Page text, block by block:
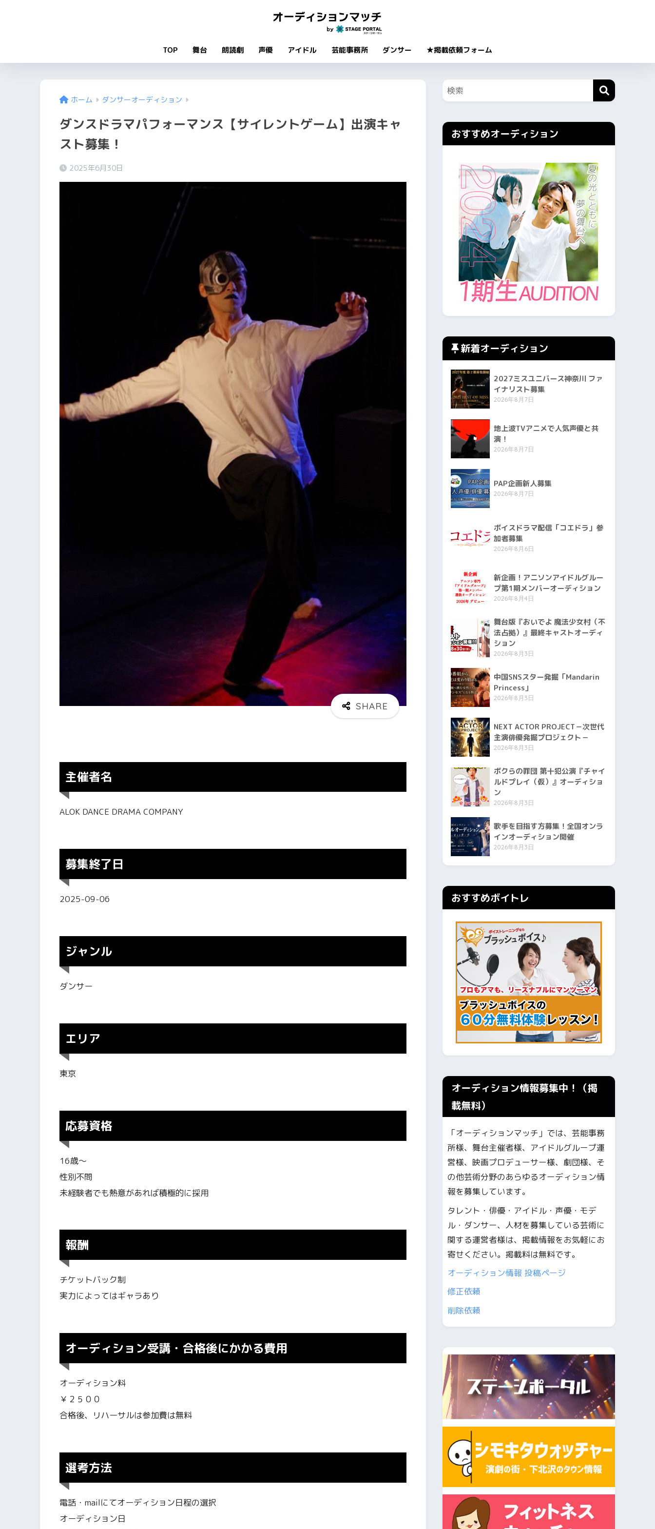
TOP 舞台 朗読劇 声優 アイドル 芸能事務所 ダンサー ★掲載依頼フォーム
ホーム ダンサーオーディション
ダンスドラマパフォーマンス【サイレントゲーム】出演キャ
スト募集！
2025年6月30日
主催者名
ALOK DANCE DRAMA COMPANY
募集終了日
2025-09-06
ジャンル
ダンサー
エリア
東京
応募資格
16歳～
性別不問
未経験者でも熱意があれば積極的に採用
報酬
チケットバック制
実力によってはギャラあり
オーディション受講・合格後にかかる費用
オーディション料
￥２５００
合格後、リハーサルは参加費は無料
選考方法
電話・mailにてオーディション日程の選択
オーディション日
おすすめオーディション
新着オーディション
2027ミスユニバース神奈川 ファ
イナリスト募集
2026年8月7日
地上波TVアニメで人気声優と共
演！
2026年8月7日
PAP企画新人募集
2026年8月7日
ボイスドラマ配信「コエドラ」参
加者募集
2026年8月6日
新企画！アニソンアイドルグルー
プ第1期メンバーオーディション
2026年8月4日
舞台版『おいでよ 魔法少女村（不
法占拠）』最終キャストオーディ
ション
2026年8月3日
中国SNSスター発掘「Mandarin
Princess」
2026年8月3日
NEXT ACTOR PROJECT－次世代
主演俳優発掘プロジェクト－
2026年8月3日
ボクらの罪団 第十犯公演『チャイ
ルドプレイ（仮）』オーディショ
ン
2026年8月3日
歌手を目指す方募集！全国オンラ
インオーディション開催
2026年8月3日
おすすめボイトレ
オーディション情報募集中！（掲
載無料）
「オーディションマッチ」では、芸能事務
所様、舞台主催者様、アイドルグループ運
営様、映画プロデューサー様、劇団様、そ
の他芸術分野のあらゆるオーディション情
報を募集しています。
タレント・俳優・アイドル・声優・モデ
ル・ダンサー、人材を募集している芸術に
関する運営者様は、掲載情報をお気軽にお
寄せください。掲載料は無料です。
オーディション情報 投稿ページ
修正依頼
削除依頼